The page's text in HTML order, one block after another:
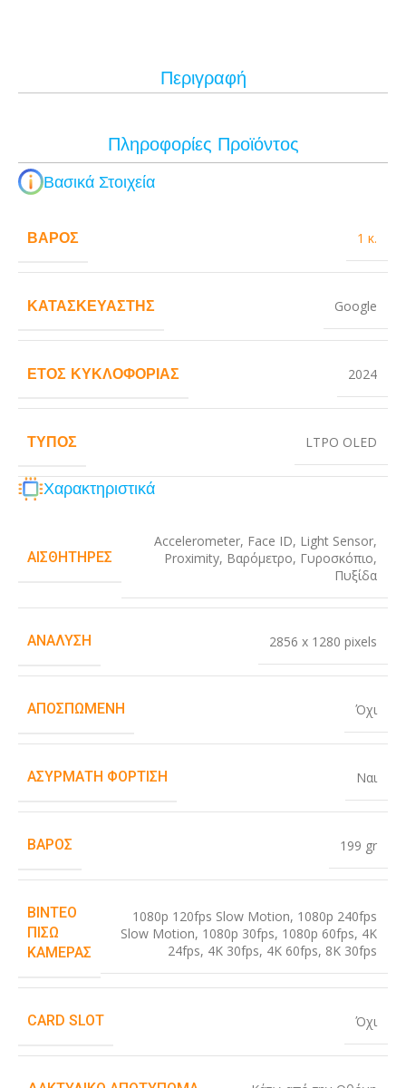
Περιγραφή
Πληροφορίες Προϊόντος
Βασικά Στοιχεία
ΒΆΡΟΣ 1 κ.
ΚΑΤΑΣΚΕΥΑΣΤΉΣ Google
ΈΤΟΣ ΚΥΚΛΟΦΟΡΊΑΣ 2024
ΤΎΠΟΣ LTPO OLED
Χαρακτηριστικά
ΑΙΣΘΗΤΉΡΕΣ
Accelerometer, Face ID, Light Sensor,
Proximity, Βαρόμετρο, Γυροσκόπιο,
Πυξίδα
ΑΝΆΛΥΣΗ 2856 x 1280 pixels
ΑΠΟΣΠΏΜΕΝΗ Όχι
ΑΣΎΡΜΑΤΗ ΦΌΡΤΙΣΗ Ναι
ΒΆΡΟΣ 199 gr
ΒΊΝΤΕΟ
ΠΊΣΩ
ΚΆΜΕΡΑΣ
1080p 120fps Slow Motion, 1080p 240fps
Slow Motion, 1080p 30fps, 1080p 60fps, 4K
24fps, 4K 30fps, 4K 60fps, 8K 30fps
CARD SLOT Όχι